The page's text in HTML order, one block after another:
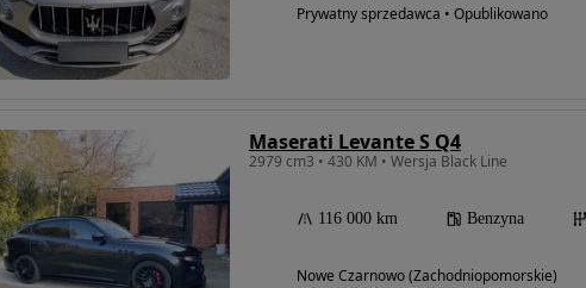
Prywatny sprzedawca • Opublikowano
Maserati Levante S Q4
2979 cm3 • 430 KM • Wersja Black Line
116 000 km Benzyna
Nowe Czarnowo (Zachodniopomorskie)